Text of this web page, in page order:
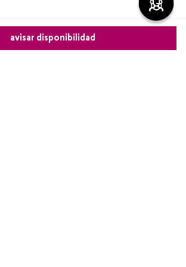
avisar disponibilidad
Más reciente